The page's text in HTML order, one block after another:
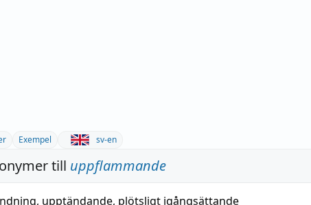
Exempel sv-en
till uppflammande
, upptändande, plötsligt igångsättande